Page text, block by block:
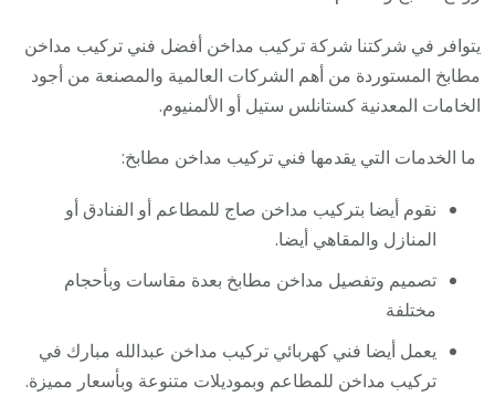
يتوافر في شركتنا شركة تركيب مداخن أفضل فني تركيب مداخن
مطابخ المستوردة من أهم الشركات العالمية والمصنعة من أجود
الخامات المعدنية كستانلس ستيل أو الألمنيوم.
ما الخدمات التي يقدمها فني تركيب مداخن مطابخ:
نقوم أيضا بتركيب مداخن صاج للمطاعم أو الفنادق أو
المنازل والمقاهي أيضا.
تصميم وتفصيل مداخن مطابخ بعدة مقاسات وبأحجام
مختلفة
يعمل أيضا فني كهربائي تركيب مداخن عبدالله مبارك في
تركيب مداخن للمطاعم وبموديلات متنوعة وبأسعار مميزة.